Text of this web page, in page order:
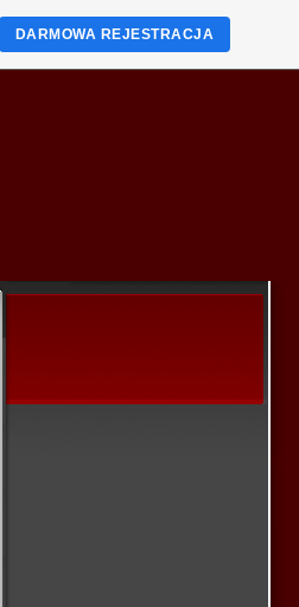
DARMOWA REJESTRACJA